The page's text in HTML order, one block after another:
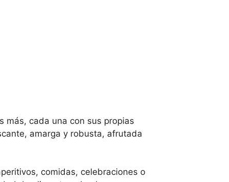
más, cada una con sus propias
amarga y robusta, afrutada
comidas, celebraciones o